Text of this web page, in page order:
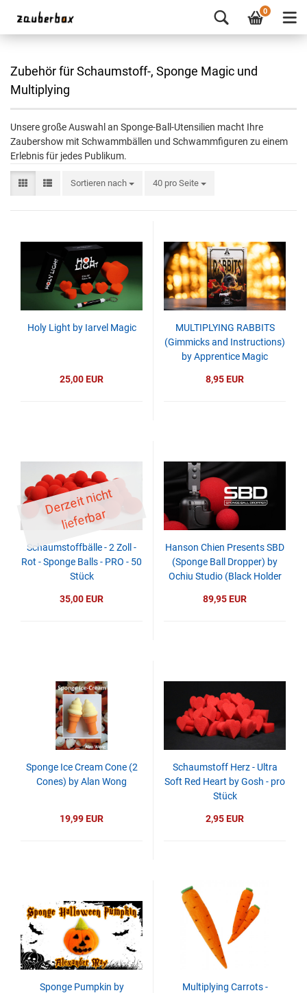
0
Zubehör für Schaumstoff-, Sponge Magic und
Multiplying
Unsere große Auswahl an Sponge-Ball-Utensilien macht Ihre
Zaubershow mit Schwammbällen und Schwammfiguren zu einem
Erlebnis für jedes Publikum.
Sortieren nach 40 pro Seite
Holy Light by Iarvel Magic
25,00 EUR
MULTIPLYING RABBITS
(Gimmicks and Instructions)
by Apprentice Magic
8,95 EUR
D
er
z
eit
ni
c
ht
li
ef
er
b
ar
Schaumstoffbälle - 2 Zoll -
Rot - Sponge Balls - PRO - 50
Stück
35,00 EUR
Hanson Chien Presents SBD
(Sponge Ball Dropper) by
Ochiu Studio (Black Holder
89,95 EUR
Sponge Ice Cream Cone (2
Cones) by Alan Wong
19,99 EUR
Schaumstoff Herz - Ultra
Soft Red Heart by Gosh - pro
Stück
2,95 EUR
Sponge Pumpkin by
Multiplying Carrots -